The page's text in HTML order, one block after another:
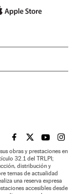
EL PAÍS BRASIL EN
EL PAÍSEL PAÍS
EL
obras y prestaciones en
32.1 del TRLPI;
distribución y
temas de actualidad
una reserva expresa
accesibles desde